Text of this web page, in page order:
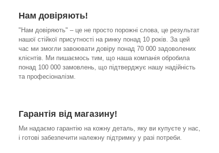
Нам довіряють!
"Нам довіряють" – це не просто порожні слова, це результат
нашої стійкої присутності на ринку понад 10 років. За цей
час ми змогли завоювати довіру понад 70 000 задоволених
клієнтів. Ми пишаємось тим, що наша компанія обробила
понад 100 000 замовлень, що підтверджує нашу надійність
та професіоналізм.
Гарантія від магазину!
Ми надаємо гарантію на кожну деталь, яку ви купуєте у нас,
і готові забезпечити належну підтримку у разі потреби.